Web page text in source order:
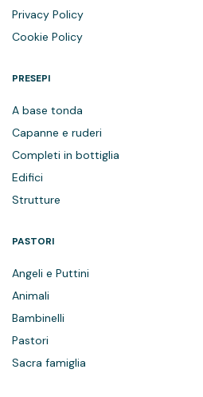
Privacy Policy
Cookie Policy
PRESEPI
A base tonda
Capanne e ruderi
Completi in bottiglia
Edifici
Strutture
PASTORI
Angeli e Puttini
Animali
Bambinelli
Pastori
Sacra famiglia